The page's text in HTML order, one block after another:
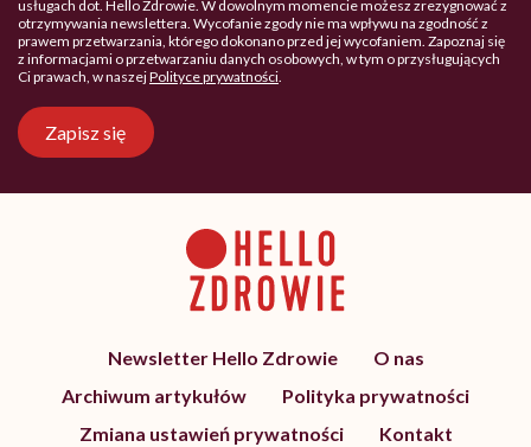
usługach dot. Hello Zdrowie. W dowolnym momencie możesz zrezygnować z
otrzymywania newslettera. Wycofanie zgody nie ma wpływu na zgodność z
prawem przetwarzania, którego dokonano przed jej wycofaniem. Zapoznaj się
z informacjami o przetwarzaniu danych osobowych, w tym o przysługujących
Ci prawach, w naszejPolityce prywatności.
Zapisz się
Newsletter Hello Zdrowie
O nas
Archiwum artykułów
Polityka prywatności
Zmiana ustawień prywatności
Kontakt